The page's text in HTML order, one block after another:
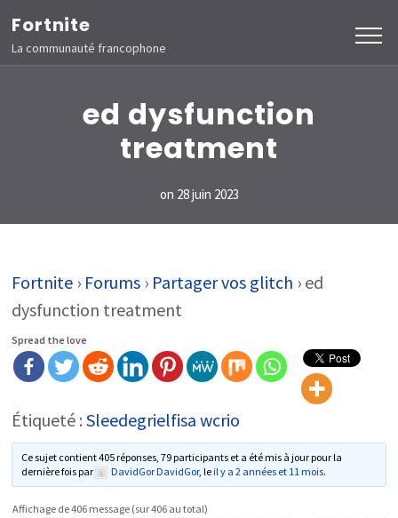
Aller
au
contenu
Fortnite
La communauté francophone
ed dysfunction
treatment
on 28 juin 2023
Fortnite › Forums › Partager vos glitch › ed
dysfunction treatment
Spread the love
Étiqueté :Sleedegrielfisa wcrio
Ce sujet contient 405 réponses, 79 participants et a été mis à jour pour la
dernière fois par
DavidGor DavidGor, le il y a 2 années et 11 mois.
Affichage de 406 message (sur 406 au total)